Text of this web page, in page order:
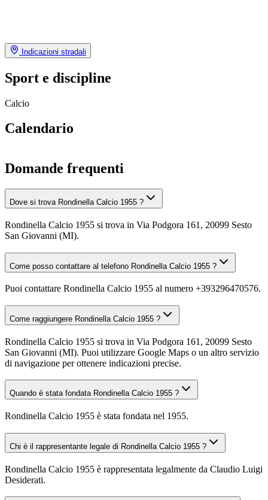
Indicazioni stradali
Sport e discipline
Calcio
Calendario
Domande frequenti
Dove si trova Rondinella Calcio 1955 ?
Rondinella Calcio 1955 si trova in Via Podgora 161, 20099 Sesto
San Giovanni (MI).
Come posso contattare al telefono Rondinella Calcio 1955 ?
Puoi contattare Rondinella Calcio 1955 al numero +393296470576.
Come raggiungere Rondinella Calcio 1955 ?
Rondinella Calcio 1955 si trova in Via Podgora 161, 20099 Sesto
San Giovanni (MI). Puoi utilizzare Google Maps o un altro servizio
di navigazione per ottenere indicazioni precise.
Quando è stata fondata Rondinella Calcio 1955 ?
Rondinella Calcio 1955 è stata fondata nel 1955.
Chi è il rappresentante legale di Rondinella Calcio 1955 ?
Rondinella Calcio 1955 è rappresentata legalmente da Claudio Luigi
Desiderati.